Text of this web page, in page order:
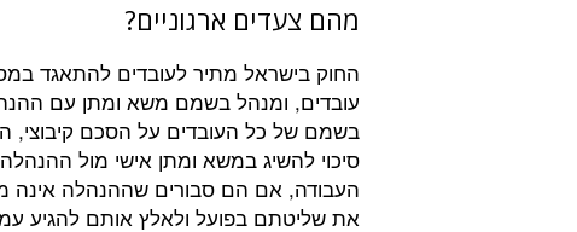
מהם צעדים ארגוניים?
החוק בישראל מתיר לעובדים להתאגד
עובדים, ומנהל בשמם משא ומתן עם
בשמם של כל העובדים על הסכם קיבוצי,
סיכוי להשיג במשא ומתן אישי מול
העבודה, אם הם סבורים שההנהלה אינה
את שליטתם בפועל ולאלץ אותם להגיע